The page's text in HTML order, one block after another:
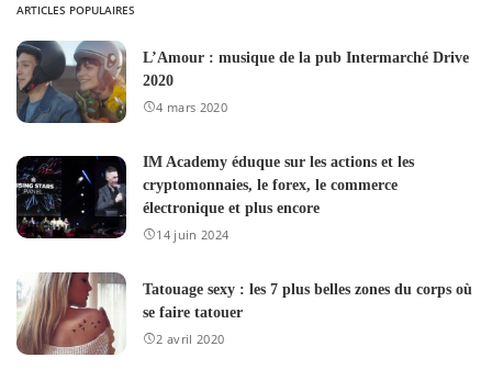
ARTICLES POPULAIRES
L’Amour : musique de la pub Intermarché Drive
2020
4 mars 2020
IM Academy éduque sur les actions et les
cryptomonnaies, le forex, le commerce
électronique et plus encore
14 juin 2024
Tatouage sexy : les 7 plus belles zones du corps où
se faire tatouer
2 avril 2020